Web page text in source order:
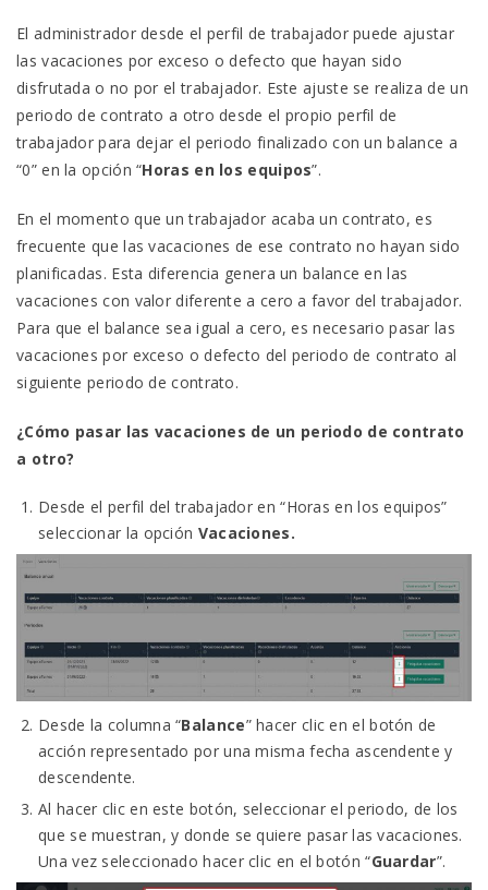
El administrador desde el perfil de trabajador puede ajustar
las vacaciones por exceso o defecto que hayan sido
disfrutada o no por el trabajador. Este ajuste se realiza de un
periodo de contrato a otro desde el propio perfil de
trabajador para dejar el periodo finalizado con un balance a
“0” en la opción “Horas en los equipos”.
En el momento que un trabajador acaba un contrato, es
frecuente que las vacaciones de ese contrato no hayan sido
planificadas. Esta diferencia genera un balance en las
vacaciones con valor diferente a cero a favor del trabajador.
Para que el balance sea igual a cero, es necesario pasar las
vacaciones por exceso o defecto del periodo de contrato al
siguiente periodo de contrato.
¿Cómo pasar las vacaciones de un periodo de contrato
a otro?
Desde el perfil del trabajador en “Horas en los equipos”
seleccionar la opción Vacaciones.
Desde la columna “Balance” hacer clic en el botón de
acción representado por una misma fecha ascendente y
descendente.
Al hacer clic en este botón, seleccionar el periodo, de los
que se muestran, y donde se quiere pasar las vacaciones.
Una vez seleccionado hacer clic en el botón “Guardar”.